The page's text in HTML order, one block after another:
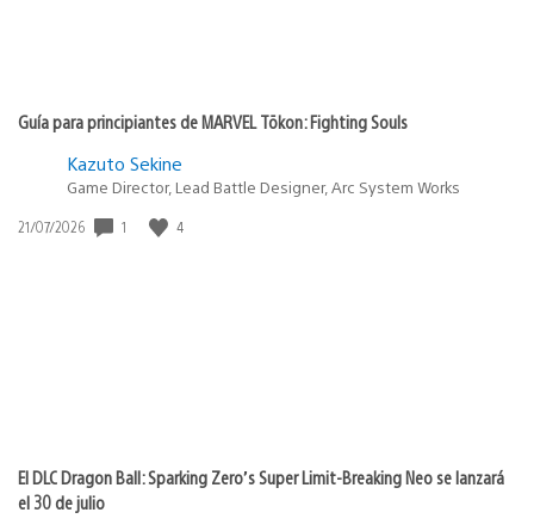
Guía para principiantes de MARVEL Tōkon: Fighting Souls
Kazuto Sekine
Game Director, Lead Battle Designer, Arc System Works
Fecha
21/07/2026 1 4
El DLC Dragon Ball: Sparking Zero’s Super Limit-Breaking Neo se lanzará
el 30 de julio